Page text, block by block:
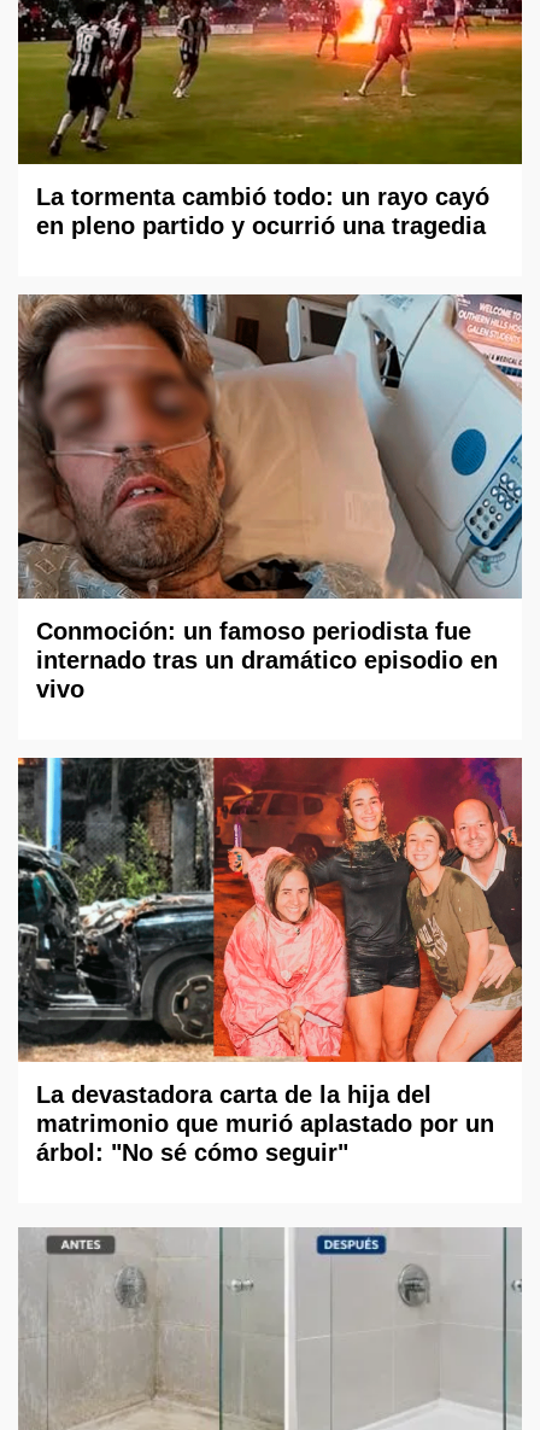
La tormenta cambió todo: un rayo cayó
en pleno partido y ocurrió una tragedia
Conmoción: un famoso periodista fue
internado tras un dramático episodio en
vivo
La devastadora carta de la hija del
matrimonio que murió aplastado por un
árbol: "No sé cómo seguir"